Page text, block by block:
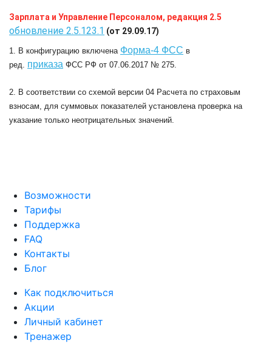
Зарплата и Управление Персоналом, редакция 2.5
обновление 2.5.123.1 (от 29.09.17)
1. В конфигурацию включена Форма-4 ФСС в
ред. приказа ФСС РФ от 07.06.2017 № 275.
2. В соответствии со схемой версии 04 Расчета по страховым
взносам, для суммовых показателей установлена проверка на
указание только неотрицательных значений.
Возможности
Тарифы
Поддержка
FAQ
Контакты
Блог
Как подключиться
Акции
Личный кабинет
Тренажер